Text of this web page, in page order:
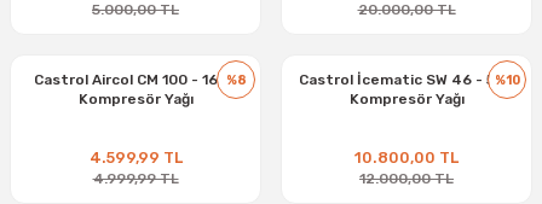
5.000,00 TL 20.000,00 TL
%8
Castrol Aircol CM 100 - 16 kg
Kompresör Yağı
4.599,99 TL
4.999,99 TL
%10
Castrol İcematic SW 46 - 5 Lt
Kompresör Yağı
10.800,00 TL
12.000,00 TL